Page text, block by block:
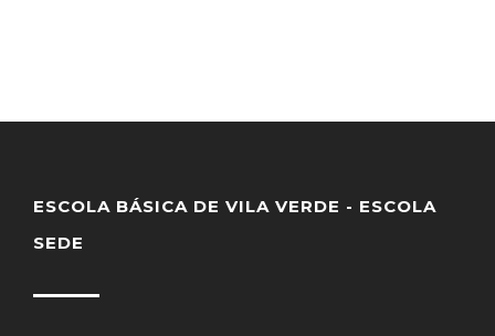
ESCOLA BÁSICA DE VILA VERDE - ESCOLA
SEDE